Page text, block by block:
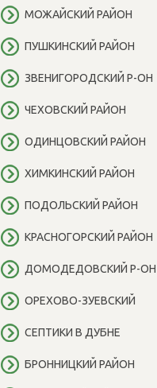
МОЖАЙСКИЙ РАЙОН
ПУШКИНСКИЙ РАЙОН
ЗВЕНИГОРОДСКИЙ Р-ОН
ЧЕХОВСКИЙ РАЙОН
ОДИНЦОВСКИЙ РАЙОН
ХИМКИНСКИЙ РАЙОН
ПОДОЛЬСКИЙ РАЙОН
КРАСНОГОРСКИЙ РАЙОН
ДОМОДЕДОВСКИЙ Р-ОН
ОРЕХОВО-ЗУЕВСКИЙ
СЕПТИКИ В ДУБНЕ
БРОННИЦКИЙ РАЙОН